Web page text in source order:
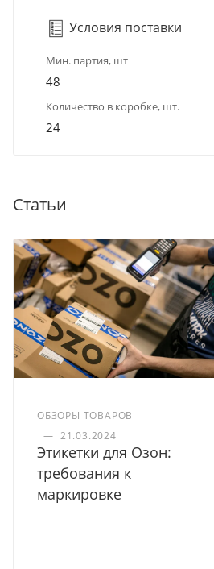
Условия поставки
Мин. партия, шт
48
Количество в коробке, шт.
24
Статьи
ОБЗОРЫ ТОВАРОВ
— 21.03.2024
Этикетки для Озон:
требования к
маркировке